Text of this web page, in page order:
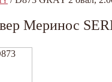
Меринос